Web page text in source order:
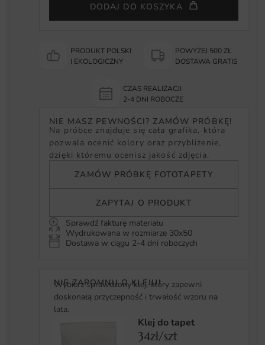
DODAJ DO KOSZYKA
PRODUKT POLSKI
I EKOLOGICZNY
POWYŻEJ 500 ZŁ
DOSTAWA GRATIS
CZAS REALIZACJI
2-4 DNI ROBOCZE
NIE MASZ PEWNOŚCI? ZAMÓW PRÓBKĘ!
Na próbce znajduje się cała grafika, która
pozwala ocenić kolory oraz przybliżenie,
dzięki któremu ocenisz jakość zdjęcia.
ZAMÓW PRÓBKĘ FOTOTAPETY
ZAPYTAJ O PRODUKT
Sprawdź fakturę materiału
Wydrukowana w rozmiarze 30x50
Dostawa w ciągu 2-4 dni roboczych
NIE ZAPOMNIJ O KLEJU!
Wybierz sprawdzony klej, który zapewni
doskonałą przyczepność i trwałość wzoru na
lata.
Klej do tapet
34zł/szt